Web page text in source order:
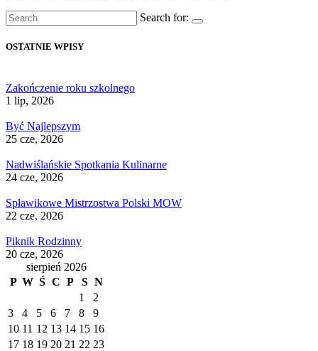
Search for:
OSTATNIE WPISY
Zakończenie roku szkolnego
1 lip, 2026
Być Najlepszym
25 cze, 2026
Nadwiślańskie Spotkania Kulinarne
24 cze, 2026
Spławikowe Mistrzostwa Polski MOW
22 cze, 2026
Piknik Rodzinny
20 cze, 2026
sierpień 2026
P W Ś C P S N
1
2
3
4 5 6 7 8
9
10 11 12 13 14 15 16
17 18 19 20 21 22 23